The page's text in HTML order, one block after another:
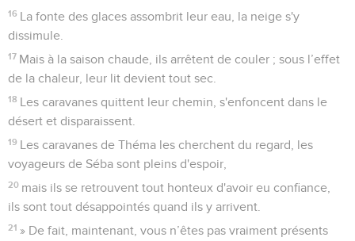
16 La fonte des glaces assombrit leur eau, la neige s'y
dissimule.
17 Mais à la saison chaude, ils arrêtent de couler ; sous l’effet
de la chaleur, leur lit devient tout sec.
18 Les caravanes quittent leur chemin, s'enfoncent dans le
désert et disparaissent.
19 Les caravanes de Théma les cherchent du regard, les
voyageurs de Séba sont pleins d'espoir,
20 mais ils se retrouvent tout honteux d'avoir eu confiance,
ils sont tout désappointés quand ils y arrivent.
21 » De fait, maintenant, vous n’êtes pas vraiment présents